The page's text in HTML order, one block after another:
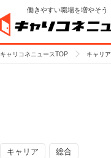
働きやすい職場を増やそう
キャリコネニュースTOP キャリア
キャリア 総合